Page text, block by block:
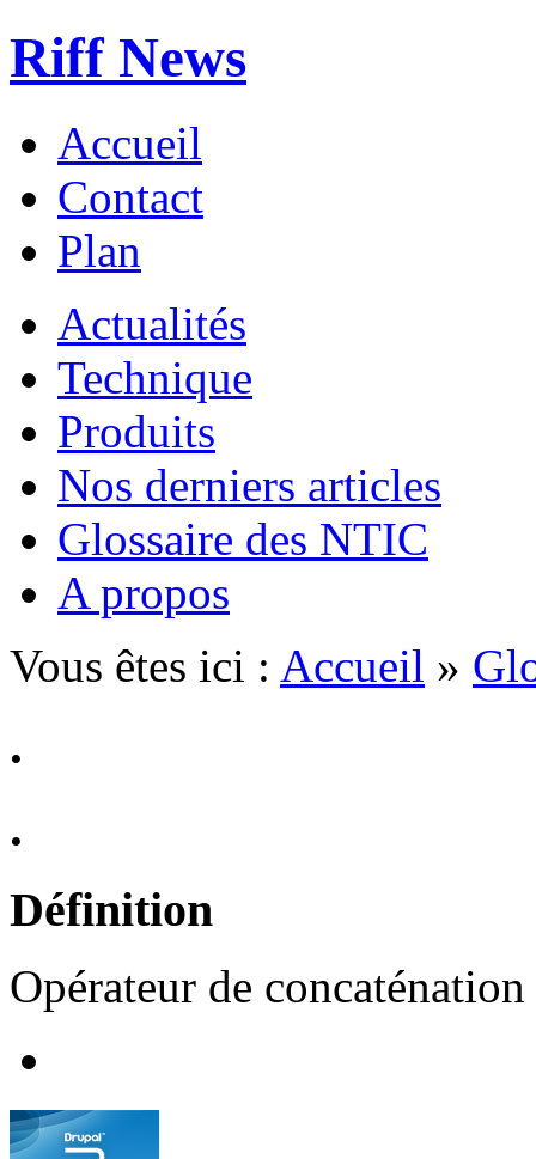
Riff News
Accueil
Contact
Plan
Actualités
Technique
Produits
Nos derniers articles
Glossaire des NTIC
A propos
Vous êtes ici : Accueil »
.
.
Définition
Opérateur de